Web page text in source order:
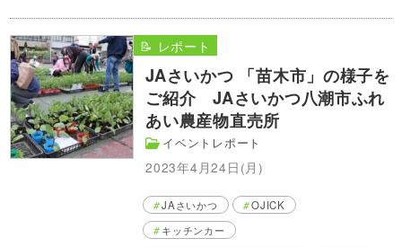
JAさいかつ 「苗木市」の様子を
ご紹介 JAさいかつ八潮市ふれ
あい農産物直売所
イベントレポート
2023年4月24日(月)
📝 レポート
JAさいかつ
OJICK
キッチンカー